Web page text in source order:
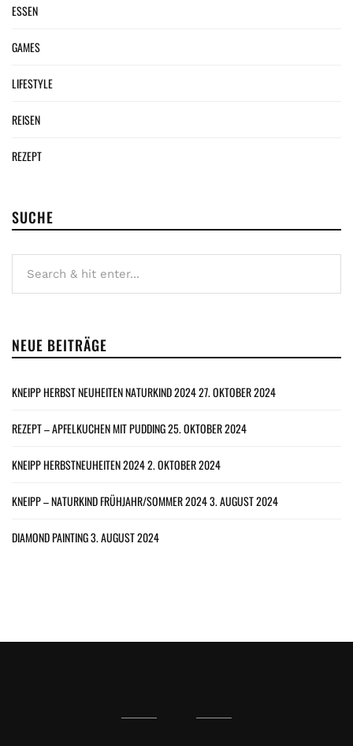
ESSEN
GAMES
LIFESTYLE
REISEN
REZEPT
SUCHE
NEUE BEITRÄGE
KNEIPP HERBST NEUHEITEN NATURKIND 202427. OKTOBER 2024
REZEPT – APFELKUCHEN MIT PUDDING25. OKTOBER 2024
KNEIPP HERBSTNEUHEITEN 20242. OKTOBER 2024
KNEIPP – NATURKIND FRÜHJAHR/SOMMER 20243. AUGUST 2024
DIAMOND PAINTING3. AUGUST 2024